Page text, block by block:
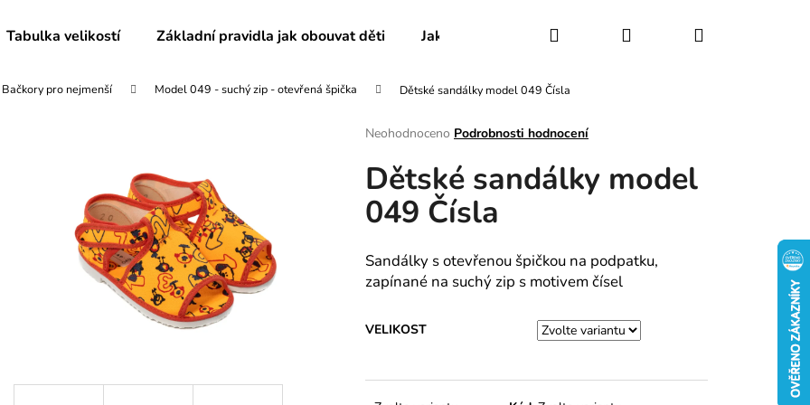
Tabulka velikostí Základní pravidla jak obouvat děti Jak udržovat obuv Certifikáty Kontakty
Hledat PřihlášeníNákupní
Bačkory pro nejmenší Model 049 - suchý zip - otevřená špička Dětské sandálky model 049 Čísla
Průměrné
produktu
je
0,0
z
hvězdiček.
Neohodnoceno Podrobnosti hodnocení
Dětské sandálky model
049 Čísla
Sandálky s otevřenou špičkou na podpatku,
zapínané na suchý zip s motivem čísel
VELIKOST
Co potřebujete najít?
Doporučujeme
DĚTSKÉ BAČKORY MODEL 025